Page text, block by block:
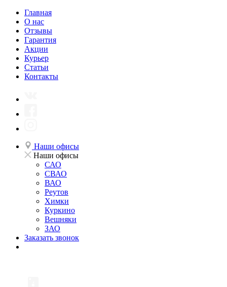
Главная
О нас
Отзывы
Гарантия
Акции
Курьер
Статьи
Контакты
Наши офисы
Наши офисы
САО
СВАО
ВАО
Реутов
Химки
Куркино
Вешняки
ЗАО
Заказать звонок